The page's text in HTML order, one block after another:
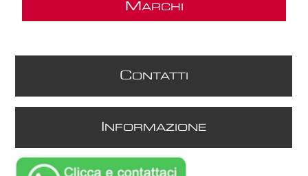
M ARCHI
CONTATTI
NFORMAZIONE